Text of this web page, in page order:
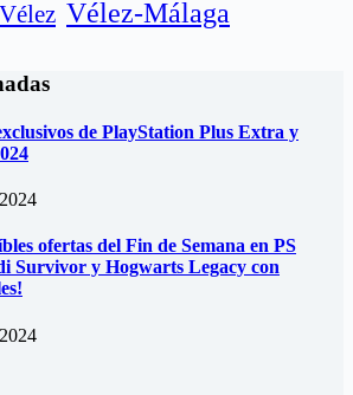
Vélez Vélez-Málaga
de PlayStation Plus Extra y
ofertas del Fin de Semana en PS
Survivor y Hogwarts Legacy con